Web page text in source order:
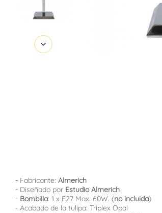
- Fabricante: Almerich
- Diseñado por Estudio Almerich
- Bombilla: 1 x E27 Max. 60W. (no incluida)
- Acabado de la tulipa: Triplex Opal